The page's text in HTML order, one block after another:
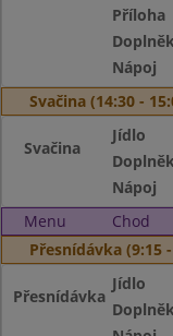
Příloha
Nápoj
Svačina (14:30 -
Svačina
Jídlo
Nápoj
Menu
Chod
Přesnídávka (9:15
Přesnídávka
Jídlo